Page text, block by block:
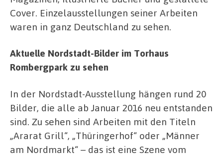
Cover. Einzelausstellungen seiner Arbeiten
waren in ganz Deutschland zu sehen.
Aktuelle Nordstadt-Bilder im Torhaus
Rombergpark zu sehen
In der Nordstadt-Ausstellung hängen rund 20
Bilder, die alle ab Januar 2016 neu entstanden
sind. Zu sehen sind Arbeiten mit den Titeln
„Ararat Grill“, „Thüringerhof“ oder „Männer
am Nordmarkt“ – das ist eine Szene vom